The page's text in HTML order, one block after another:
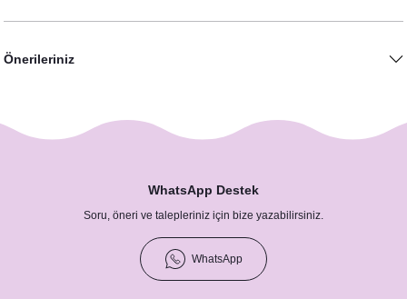
Pembe Çiçekler-Gold Konsept Karşılama Panosu
890,00 TL
Önerileriniz
WhatsApp Destek
Soru, öneri ve talepleriniz için bize yazabilirsiniz.
WhatsApp